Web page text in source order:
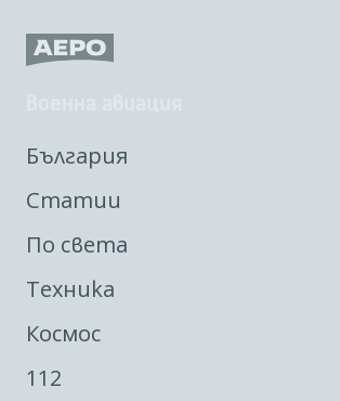
България
Статии
По света
Техника
Космос
112